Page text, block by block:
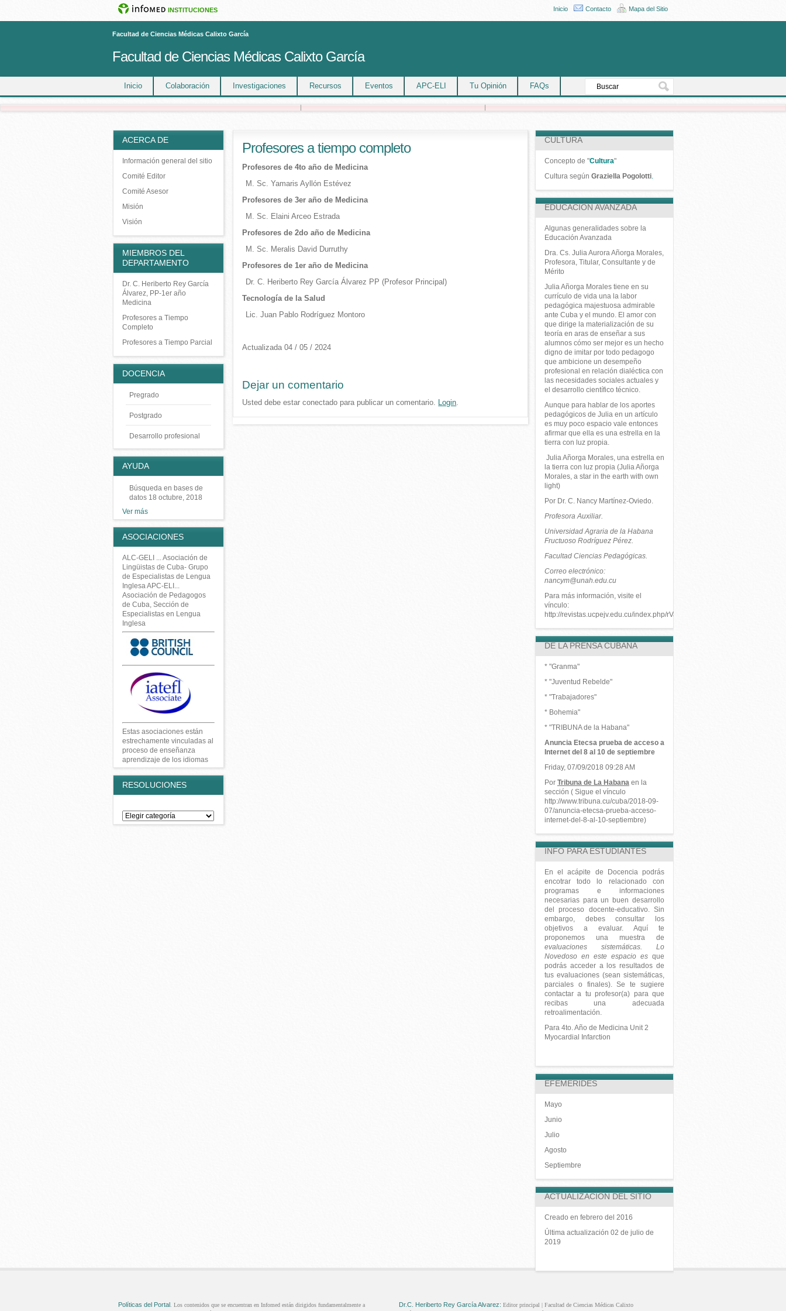
INSTITUCIONES Inicio Contacto Mapa del Sitio
Facultad de Ciencias Médicas Calixto García
Facultad de Ciencias Médicas Calixto García
Inicio Colaboración Investigaciones Recursos Eventos APC-ELI Tu Opinión FAQs
Profesores a tiempo completo
Profesores de 4to año de Medicina
M. Sc. Yamaris Ayllón Estévez
Profesores de 3er año de Medicina
M. Sc. Elaini Arceo Estrada
Profesores de 2do año de Medicina
M. Sc. Meralis David Durruthy
Profesores de 1er año de Medicina
Dr. C. Heriberto Rey García Álvarez PP (Profesor Principal)
Tecnología de la Salud
Lic. Juan Pablo Rodríguez Montoro
Actualizada 04 / 05 / 2024
Dejar un comentario
Usted debe estar conectado para publicar un comentario. Login.
ACERCA DE
Información general del sitio
Comité Editor
Comité Asesor
Misión
Visión
MIEMBROS DEL
DEPARTAMENTO
Dr. C. Heriberto Rey García
Álvarez, PP-1er año
Medicina
Profesores a Tiempo
Completo
Profesores a Tiempo Parcial
DOCENCIA
Pregrado
Postgrado
Desarrollo profesional
AYUDA
Búsqueda en bases de
datos18 octubre, 2018
Ver más
ASOCIACIONES
ALC-GELI ... Asociación de
Lingüistas de Cuba- Grupo
de Especialistas de Lengua
Inglesa APC-ELI...
Asociación de Pedagogos
de Cuba, Sección de
Especialistas en Lengua
Inglesa
Estas asociaciones están
estrechamente vinculadas al
proceso de enseñanza
aprendizaje de los idiomas
RESOLUCIONES
CULTURA
Concepto de "Cultura"
Cultura según Graziella Pogolotti.
EDUCACIÓN AVANZADA
Algunas generalidades sobre la
Educación Avanzada
Dra. Cs. Julia Aurora Añorga Morales,
Profesora, Titular, Consultante y de
Mérito
Julia Añorga Morales tiene en su
currículo de vida una la labor
pedagógica majestuosa admirable
ante Cuba y el mundo. El amor con
que dirige la materialización de su
teoría en aras de enseñar a sus
alumnos cómo ser mejor es un hecho
digno de imitar por todo pedagogo
que ambicione un desempeño
profesional en relación dialéctica con
las necesidades sociales actuales y
el desarrollo científico técnico.
Aunque para hablar de los aportes
pedagógicos de Julia en un artículo
es muy poco espacio vale entonces
afirmar que ella es una estrella en la
tierra con luz propia.
Julia Añorga Morales, una estrella en
la tierra con luz propia (Julia Añorga
Morales, a star in the earth with own
light)
Por Dr. C. Nancy Martínez-Oviedo.
Profesora Auxiliar.
Universidad Agraria de la Habana
Fructuoso Rodríguez Pérez.
Facultad Ciencias Pedagógicas.
Correo electrónico:
nancym@unah.edu.cu
Para más información, visite el
vínculo:
http://revistas.ucpejv.edu.cu/index.php/rVar/article/view/229
DE LA PRENSA CUBANA
* "Granma"
* "Juventud Rebelde"
* "Trabajadores"
* Bohemia"
* "TRIBUNA de la Habana"
Anuncia Etecsa prueba de acceso a
Internet del 8 al 10 de septiembre
Friday, 07/09/2018 09:28 AM
Por Tribuna de La Habanaen la
sección ( Sigue el vínculo
http://www.tribuna.cu/cuba/2018-09-
07/anuncia-etecsa-prueba-acceso-
internet-del-8-al-10-septiembre)
INFO PARA ESTUDIANTES
En el acápite de Docencia podrás
encotrar todo lo relacionado con
programas e informaciones
necesarias para un buen desarrollo
del proceso docente-educativo. Sin
embargo, debes consultar los
objetivos a evaluar. Aquí te
proponemos una muestra de
evaluaciones sistemáticas. Lo
Novedoso en este espacio es que
podrás acceder a losresultados de
tus evaluaciones(sean sistemáticas,
parciales o finales). Se te sugiere
contactar a tu profesor(a) para que
recibas una adecuada
retroalimentación.
Para 4to. Año de Medicina Unit 2
Myocardial Infarction
EFEMERIDES
Mayo
Junio
Julio
Agosto
Septiembre
ACTUALIZACIÓN DEL SITIO
Creado en febrero del 2016
Última actualización 02 de julio de
2019
Políticas del Portal . Los contenidos que se encuentran en Infomed están dirigidos fundamentalmente a
Dr.C. Heriberto Rey García Alvarez: Editor principal | Facultad de Ciencias Médicas Calixto